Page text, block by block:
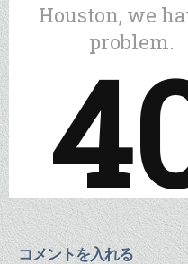
コメントを入れる